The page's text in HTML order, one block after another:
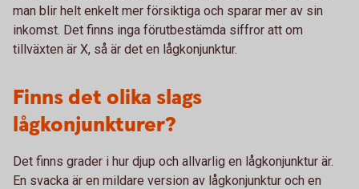
man blir helt enkelt mer försiktiga och sparar mer av sin
inkomst. Det finns inga förutbestämda siffror att om
tillväxten är X, så är det en lågkonjunktur.
Finns det olika slags
lågkonjunkturer?
Det finns grader i hur djup och allvarlig en lågkonjunktur är.
En svacka är en mildare version av lågkonjunktur och en